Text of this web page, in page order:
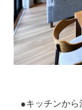
●キッチンか